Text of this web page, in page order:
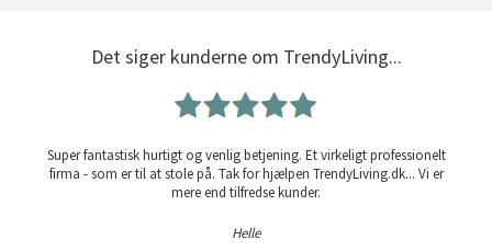
Det siger kunderne om TrendyLiving...
Super fantastisk hurtigt og venlig betjening. Et virkeligt professionelt
firma - som er til at stole på. Tak for hjælpen TrendyLiving.dk... Vi er
mere end tilfredse kunder.
Helle